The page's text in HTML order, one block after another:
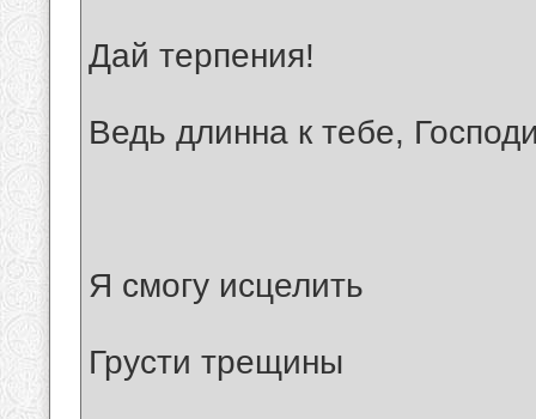
Дай терпения!
Ведь длинна к тебе,
Я смогу исцелить
Грусти трещины